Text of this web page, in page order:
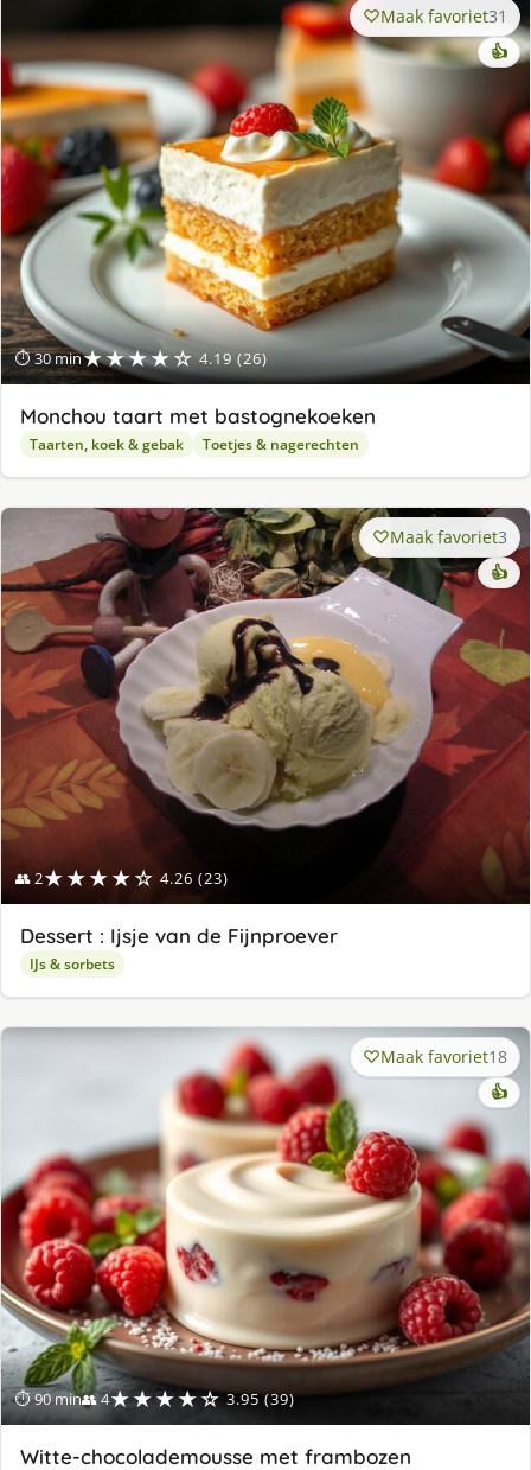
⏱ 30 min★★★★☆ 4.19 (26)
Maak favoriet31
👍
Monchou taart met bastognekoeken
Taarten, koek & gebak Toetjes & nagerechten
👥 2★★★★☆ 4.26 (23)
Maak favoriet3
👍
Dessert : Ijsje van de Fijnproever
IJs & sorbets
⏱ 90 min👥 4★★★★☆ 3.95 (39)
Maak favoriet18
👍
Witte-chocolademousse met frambozen